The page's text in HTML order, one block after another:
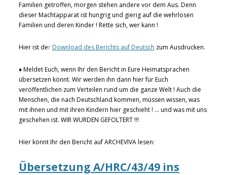
Familien getroffen, morgen stehen andere vor dem Aus. Denn
dieser Machtapparat ist hungrig und gierig auf die wehrlosen
Familien und deren Kinder ! Rette sich, wer kann !
Hier ist der Download des Berichts auf Deutsch zum Ausdrucken.
♦ Meldet Euch, wenn Ihr den Bericht in Eure Heimatsprachen
übersetzen könnt. Wir werden ihn dann hier für Euch
veröffentlichen zum Verteilen rund um die ganze Welt ! Auch die
Menschen, die nach Deutschland kommen, müssen wissen, was
mit ihnen und mit ihren Kindern hier geschieht ! … und was mit uns
geschehen ist. WIR WURDEN GEFOLTERT !!!
Hier könnt Ihr den Bericht auf ARCHEVIVA lesen:
Übersetzung A/HRC/43/49 ins